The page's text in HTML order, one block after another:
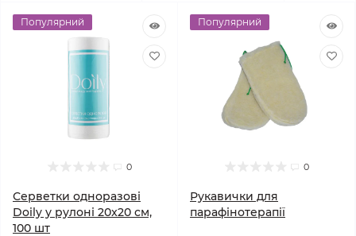
Популярний
0
Серветки одноразові
Doily у рулоні 20x20 см,
100 шт
Популярний
0
Рукавички для
парафінотерапії